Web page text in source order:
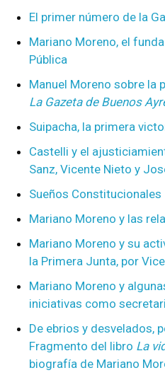
El primer número de la
Mariano Moreno, el
Pública
Manuel Moreno sobre la
La Gazeta de Buenos
Suipacha, la primera
Castelli y el
Sanz, Vicente Nieto y
Sueños Constitucionales
Mariano Moreno y las
Mariano Moreno y su
la Primera Junta, por
Mariano Moreno y
iniciativas como
De ebrios y desvelados,
Fragmento del libro La
biografía de Mariano